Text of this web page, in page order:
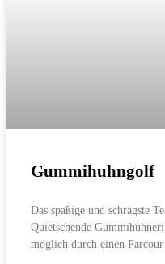
Gummihuhngolf
Das spaßige und schrägste
Quietschende
möglich durch einen Parcour